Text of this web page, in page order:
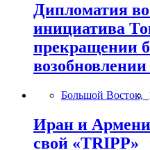
Дипломатия
инициатива
прекращении
возобновлении
Большой Восток,
Иран и
свой «TRIPP»